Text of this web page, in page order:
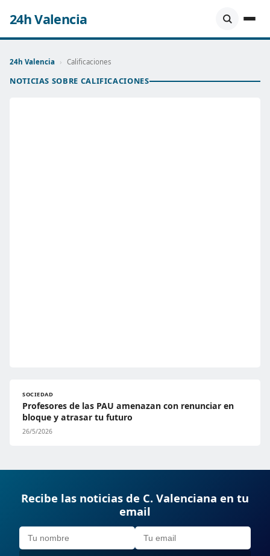
24h Valencia
24h Valencia › Calificaciones
NOTICIAS SOBRE CALIFICACIONES
SOCIEDAD
Profesores de las PAU amenazan con renunciar en
bloque y atrasar tu futuro
26/5/2026
Recibe las noticias de C. Valenciana en tu
email